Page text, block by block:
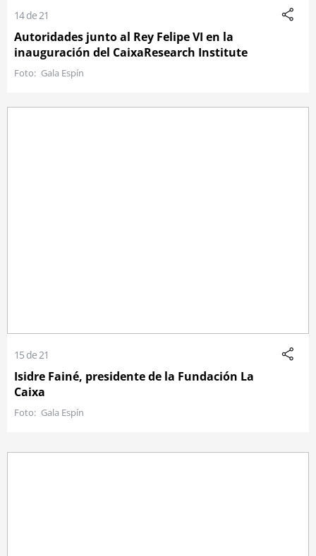
14 de 21
Autoridades junto al Rey Felipe VI en la
inauguración del CaixaResearch Institute
Gala Espín
15 de 21
Isidre Fainé, presidente de la Fundación La
Caixa
Gala Espín